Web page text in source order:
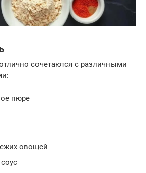
сочетаются с различными
пюре
овощей